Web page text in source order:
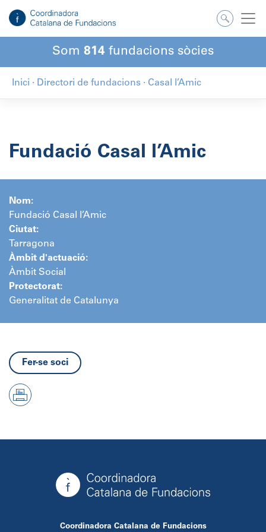
contingut
Som 814 fundacions sòcies
Inici · Directori de fundacions · Casal l’Amic
Fundació Casal l’Amic
Nom:
Fundació Casal l’Amic
Ciutat:
Tarragona
Àmbit d'actuació:
Àmbit Social
Protectorat:
Generalitat de Catalunya
Fer-se soci
Coordinadora Catalana de Fundacions